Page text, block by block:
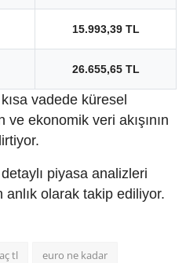
15.993,39 TL
26.655,65 TL
vadede küresel
ekonomik veri akışının
piyasa analizleri
anlık olarak takip ediliyor.
tl euro ne kadar